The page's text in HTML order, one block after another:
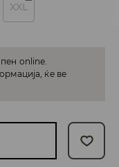
XXL
online.
ќе ве